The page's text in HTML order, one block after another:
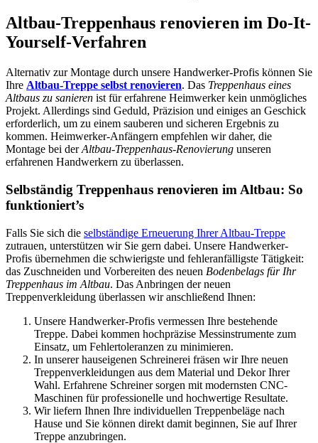
Altbau-Treppenhaus renovieren im Do-It-
Yourself-Verfahren
Alternativ zur Montage durch unsere Handwerker-Profis können Sie
Ihre Altbau-Treppe selbst renovieren. Das Treppenhaus eines
Altbaus zu sanieren ist für erfahrene Heimwerker kein unmögliches
Projekt. Allerdings sind Geduld, Präzision und einiges an Geschick
erforderlich, um zu einem sauberen und sicheren Ergebnis zu
kommen. Heimwerker-Anfängern empfehlen wir daher, die
Montage bei derAltbau-Treppenhaus-Renovierung unseren
erfahrenen Handwerkern zu überlassen.
Selbständig Treppenhaus renovieren im Altbau: So
funktioniert’s
Falls Sie sich die selbständige Erneuerung Ihrer Altbau-Treppe
zutrauen, unterstützen wir Sie gern dabei. Unsere Handwerker-
Profis übernehmen die schwierigste und fehleranfälligste Tätigkeit:
das Zuschneiden und Vorbereiten des neuen Bodenbelags für Ihr
Treppenhaus im Altbau. Das Anbringen der neuen
Treppenverkleidung überlassen wir anschließend Ihnen:
Unsere Handwerker-Profis vermessen Ihre bestehende
Treppe. Dabei kommen hochpräzise Messinstrumente zum
Einsatz, um Fehlertoleranzen zu minimieren.
In unserer hauseigenen Schreinerei fräsen wir Ihre neuen
Treppenverkleidungen aus dem Material und Dekor Ihrer
Wahl. Erfahrene Schreiner sorgen mit modernsten CNC-
Maschinen für professionelle und hochwertige Resultate.
Wir liefern Ihnen Ihre individuellen Treppenbeläge nach
Hause und Sie können direkt damit beginnen, Sie auf Ihrer
Treppe anzubringen.